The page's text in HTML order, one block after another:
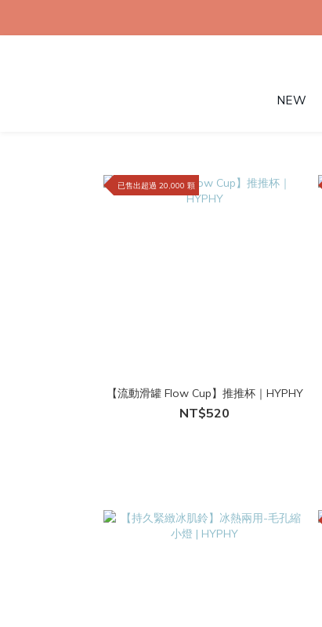
NEW
已售出超過 20,000 顆
【流動滑罐 Flow Cup】推推杯｜HYPHY
NT$520